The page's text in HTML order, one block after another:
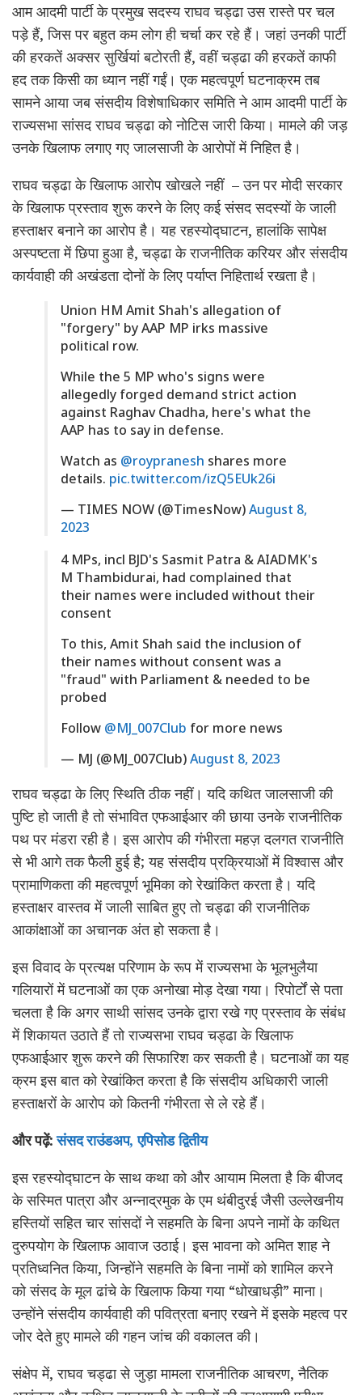
आम आदमी पार्टी के प्रमुख सदस्य राघव चड्ढा उस रास्ते पर चल
पड़े हैं, जिस पर बहुत कम लोग ही चर्चा कर रहे हैं। जहां उनकी पार्टी
की हरकतें अक्सर सुर्खियां बटोरती हैं, वहीं चड्ढा की हरकतें काफी
हद तक किसी का ध्यान नहीं गईं। एक महत्वपूर्ण घटनाक्रम तब
सामने आया जब संसदीय विशेषाधिकार समिति ने आम आदमी पार्टी के
राज्यसभा सांसद राघव चड्ढा को नोटिस जारी किया। मामले की जड़
उनके खिलाफ लगाए गए जालसाजी के आरोपों में निहित है।
राघव चड्ढा के खिलाफ आरोप खोखले नहीं – उन पर मोदी सरकार
के खिलाफ प्रस्ताव शुरू करने के लिए कई संसद सदस्यों के जाली
हस्ताक्षर बनाने का आरोप है। यह रहस्योद्घाटन, हालांकि सापेक्ष
अस्पष्टता में छिपा हुआ है, चड्ढा के राजनीतिक करियर और संसदीय
कार्यवाही की अखंडता दोनों के लिए पर्याप्त निहितार्थ रखता है।
Union HM Amit Shah's allegation of
"forgery" by AAP MP irks massive
political row.
While the 5 MP who's signs were
allegedly forged demand strict action
against Raghav Chadha, here's what the
AAP has to say in defense.
Watch as @roypranesh shares more
details. pic.twitter.com/izQ5EUk26i
— TIMES NOW (@TimesNow)August 8,
2023
4 MPs, incl BJD's Sasmit Patra & AIADMK's
M Thambidurai, had complained that
their names were included without their
consent
To this, Amit Shah said the inclusion of
their names without consent was a
"fraud" with Parliament & needed to be
probed
Follow @MJ_007Club for more news
— MJ (@MJ_007Club)August 8, 2023
राघव चड्ढा के लिए स्थिति ठीक नहीं। यदि कथित जालसाजी की
पुष्टि हो जाती है तो संभावित एफआईआर की छाया उनके राजनीतिक
पथ पर मंडरा रही है। इस आरोप की गंभीरता महज़ दलगत राजनीति
से भी आगे तक फैली हुई है; यह संसदीय प्रक्रियाओं में विश्वास और
प्रामाणिकता की महत्वपूर्ण भूमिका को रेखांकित करता है। यदि
हस्ताक्षर वास्तव में जाली साबित हुए तो चड्ढा की राजनीतिक
आकांक्षाओं का अचानक अंत हो सकता है।
इस विवाद के प्रत्यक्ष परिणाम के रूप में राज्यसभा के भूलभुलैया
गलियारों में घटनाओं का एक अनोखा मोड़ देखा गया। रिपोर्टों से पता
चलता है कि अगर साथी सांसद उनके द्वारा रखे गए प्रस्ताव के संबंध
में शिकायत उठाते हैं तो राज्यसभा राघव चड्ढा के खिलाफ
एफआईआर शुरू करने की सिफारिश कर सकती है। घटनाओं का यह
क्रम इस बात को रेखांकित करता है कि संसदीय अधिकारी जाली
हस्ताक्षरों के आरोप को कितनी गंभीरता से ले रहे हैं।
और पढ़ें:संसद राउंडअप, एपिसोड द्वितीय
इस रहस्योद्घाटन के साथ कथा को और आयाम मिलता है कि बीजद
के सस्मित पात्रा और अन्नाद्रमुक के एम थंबीदुरई जैसी उल्लेखनीय
हस्तियों सहित चार सांसदों ने सहमति के बिना अपने नामों के कथित
दुरुपयोग के खिलाफ आवाज उठाई। इस भावना को अमित शाह ने
प्रतिध्वनित किया, जिन्होंने सहमति के बिना नामों को शामिल करने
को संसद के मूल ढांचे के खिलाफ किया गया “धोखाधड़ी” माना।
उन्होंने संसदीय कार्यवाही की पवित्रता बनाए रखने में इसके महत्व पर
जोर देते हुए मामले की गहन जांच की वकालत की।
संक्षेप में, राघव चड्ढा से जुड़ा मामला राजनीतिक आचरण, नैतिक